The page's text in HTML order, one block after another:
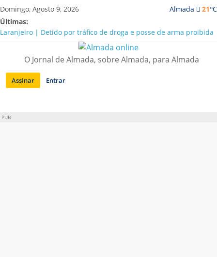
Saltar
para
conteúdo
Almada 21oC
Domingo, Agosto 9, 2026
Últimas:
Laranjeiro | Detido por tráfico de droga e posse de arma proibida
A “crise” da água em Almada: ilações e ensinamentos necessários
Costa da Caparica | Polícia Marítima e ASAE detectam
irregularidades em habitações e restaurantes
APA diz que falta de água em Almada “foi um problema de má
O Jornal de Almada, sobre Almada, para Almada
Assinar Entrar
PUB